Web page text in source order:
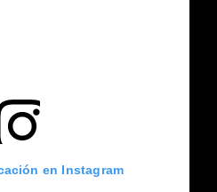
en Instagram